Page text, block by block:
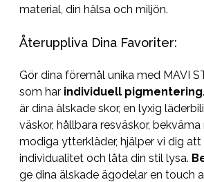
material, din hälsa och miljön.
Återuppliva Dina Favoriter:
Gör dina föremål unika med MAVI
som har individuell pigmentering
är dina älskade skor, en lyxig
väskor, hållbara resväskor,
modiga ytterkläder, hjälper vi dig
individualitet och låta din stil lysa.
ge dina älskade ägodelar en touch